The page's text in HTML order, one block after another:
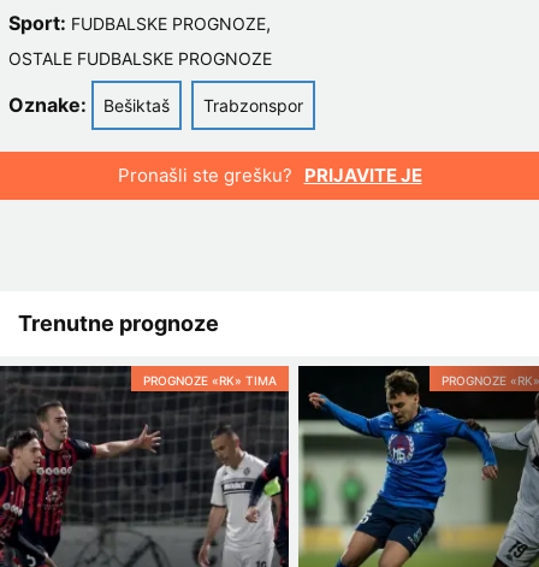
Sport: FUDBALSKE PROGNOZE,
OSTALE FUDBALSKE PROGNOZE
Oznake: Bešiktaš Trabzonspor
Pronašli ste grešku? PRIJAVITE JE
Trenutne prognoze
PROGNOZE «RK» TIMA PROGNOZE